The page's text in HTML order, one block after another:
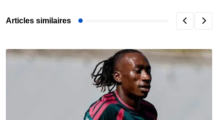
Articles similaires